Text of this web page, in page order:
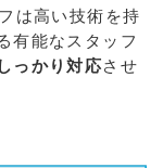
は高い技術を持
有能なスタッフ
っかり対応させ